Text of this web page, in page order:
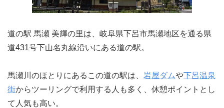
道の駅 馬瀬 美輝の里は、岐阜県下呂市馬瀬地区を通る県
道431号下山名丸線沿いにある道の駅。
馬瀬川のほとりにあるこの道の駅は、 岩屋ダムや下呂温泉
街からツーリングで利用する人も多く、休憩ポイントとし
て人気も高い。